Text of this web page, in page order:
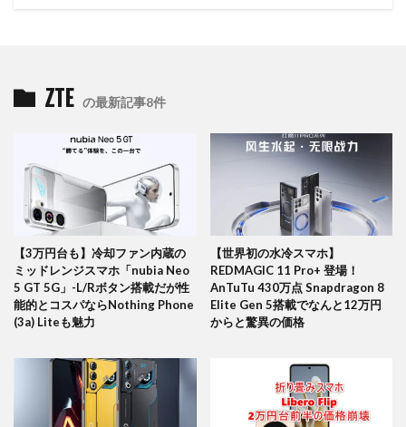
ZTE の最新記事8件
【3万円台も】冷却ファン内蔵の
ミッドレンジスマホ「nubia Neo
5 GT 5G」-L/Rボタン搭載だが性
能的とコスパならNothing Phone
(3a) Liteも魅力
【世界初の水冷スマホ】
REDMAGIC 11 Pro+ 登場！
AnTuTu 430万点 Snapdragon 8
Elite Gen 5搭載でなんと12万円
からと驚異の価格